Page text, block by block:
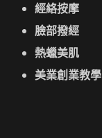
經絡按摩
臉部撥經
熱蠟美肌
美業創業教學